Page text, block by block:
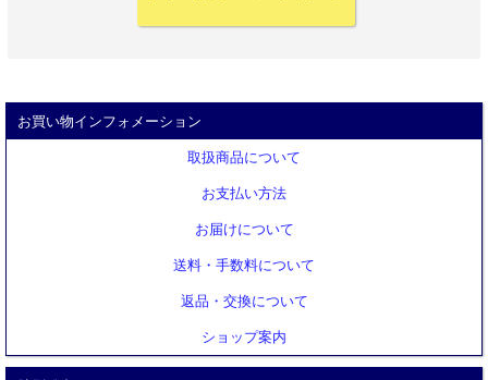
お買い物インフォメーション
取扱商品について
お支払い方法
お届けについて
送料・手数料について
返品・交換について
ショップ案内